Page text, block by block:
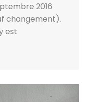
2016
changement).
est